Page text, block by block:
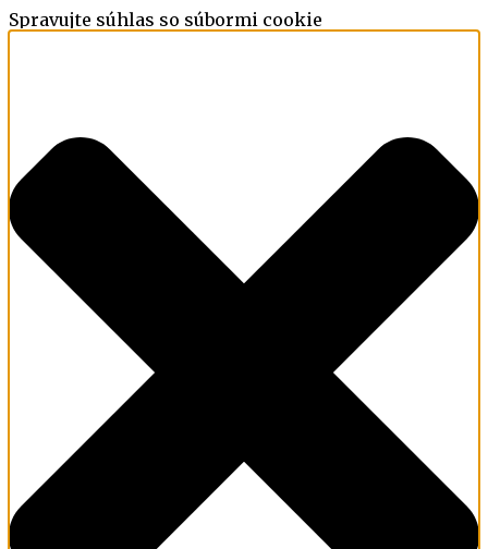
Spravujte súhlas so súbormi cookie